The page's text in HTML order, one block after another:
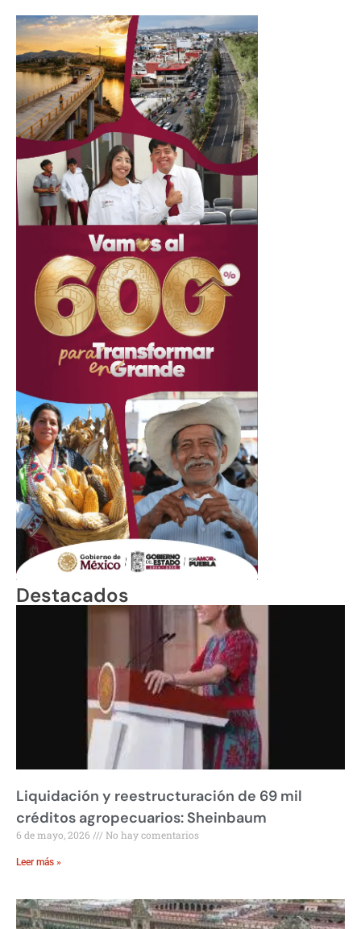
Destacados
Liquidación y reestructuración de 69 mil
créditos agropecuarios: Sheinbaum
6 de mayo, 2026 No hay comentarios
Leer más »